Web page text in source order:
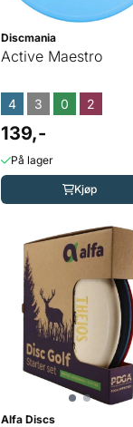
Discmania
Active Maestro
4 3 0 2
139,-
På lager
Kjøp
Alfa Discs